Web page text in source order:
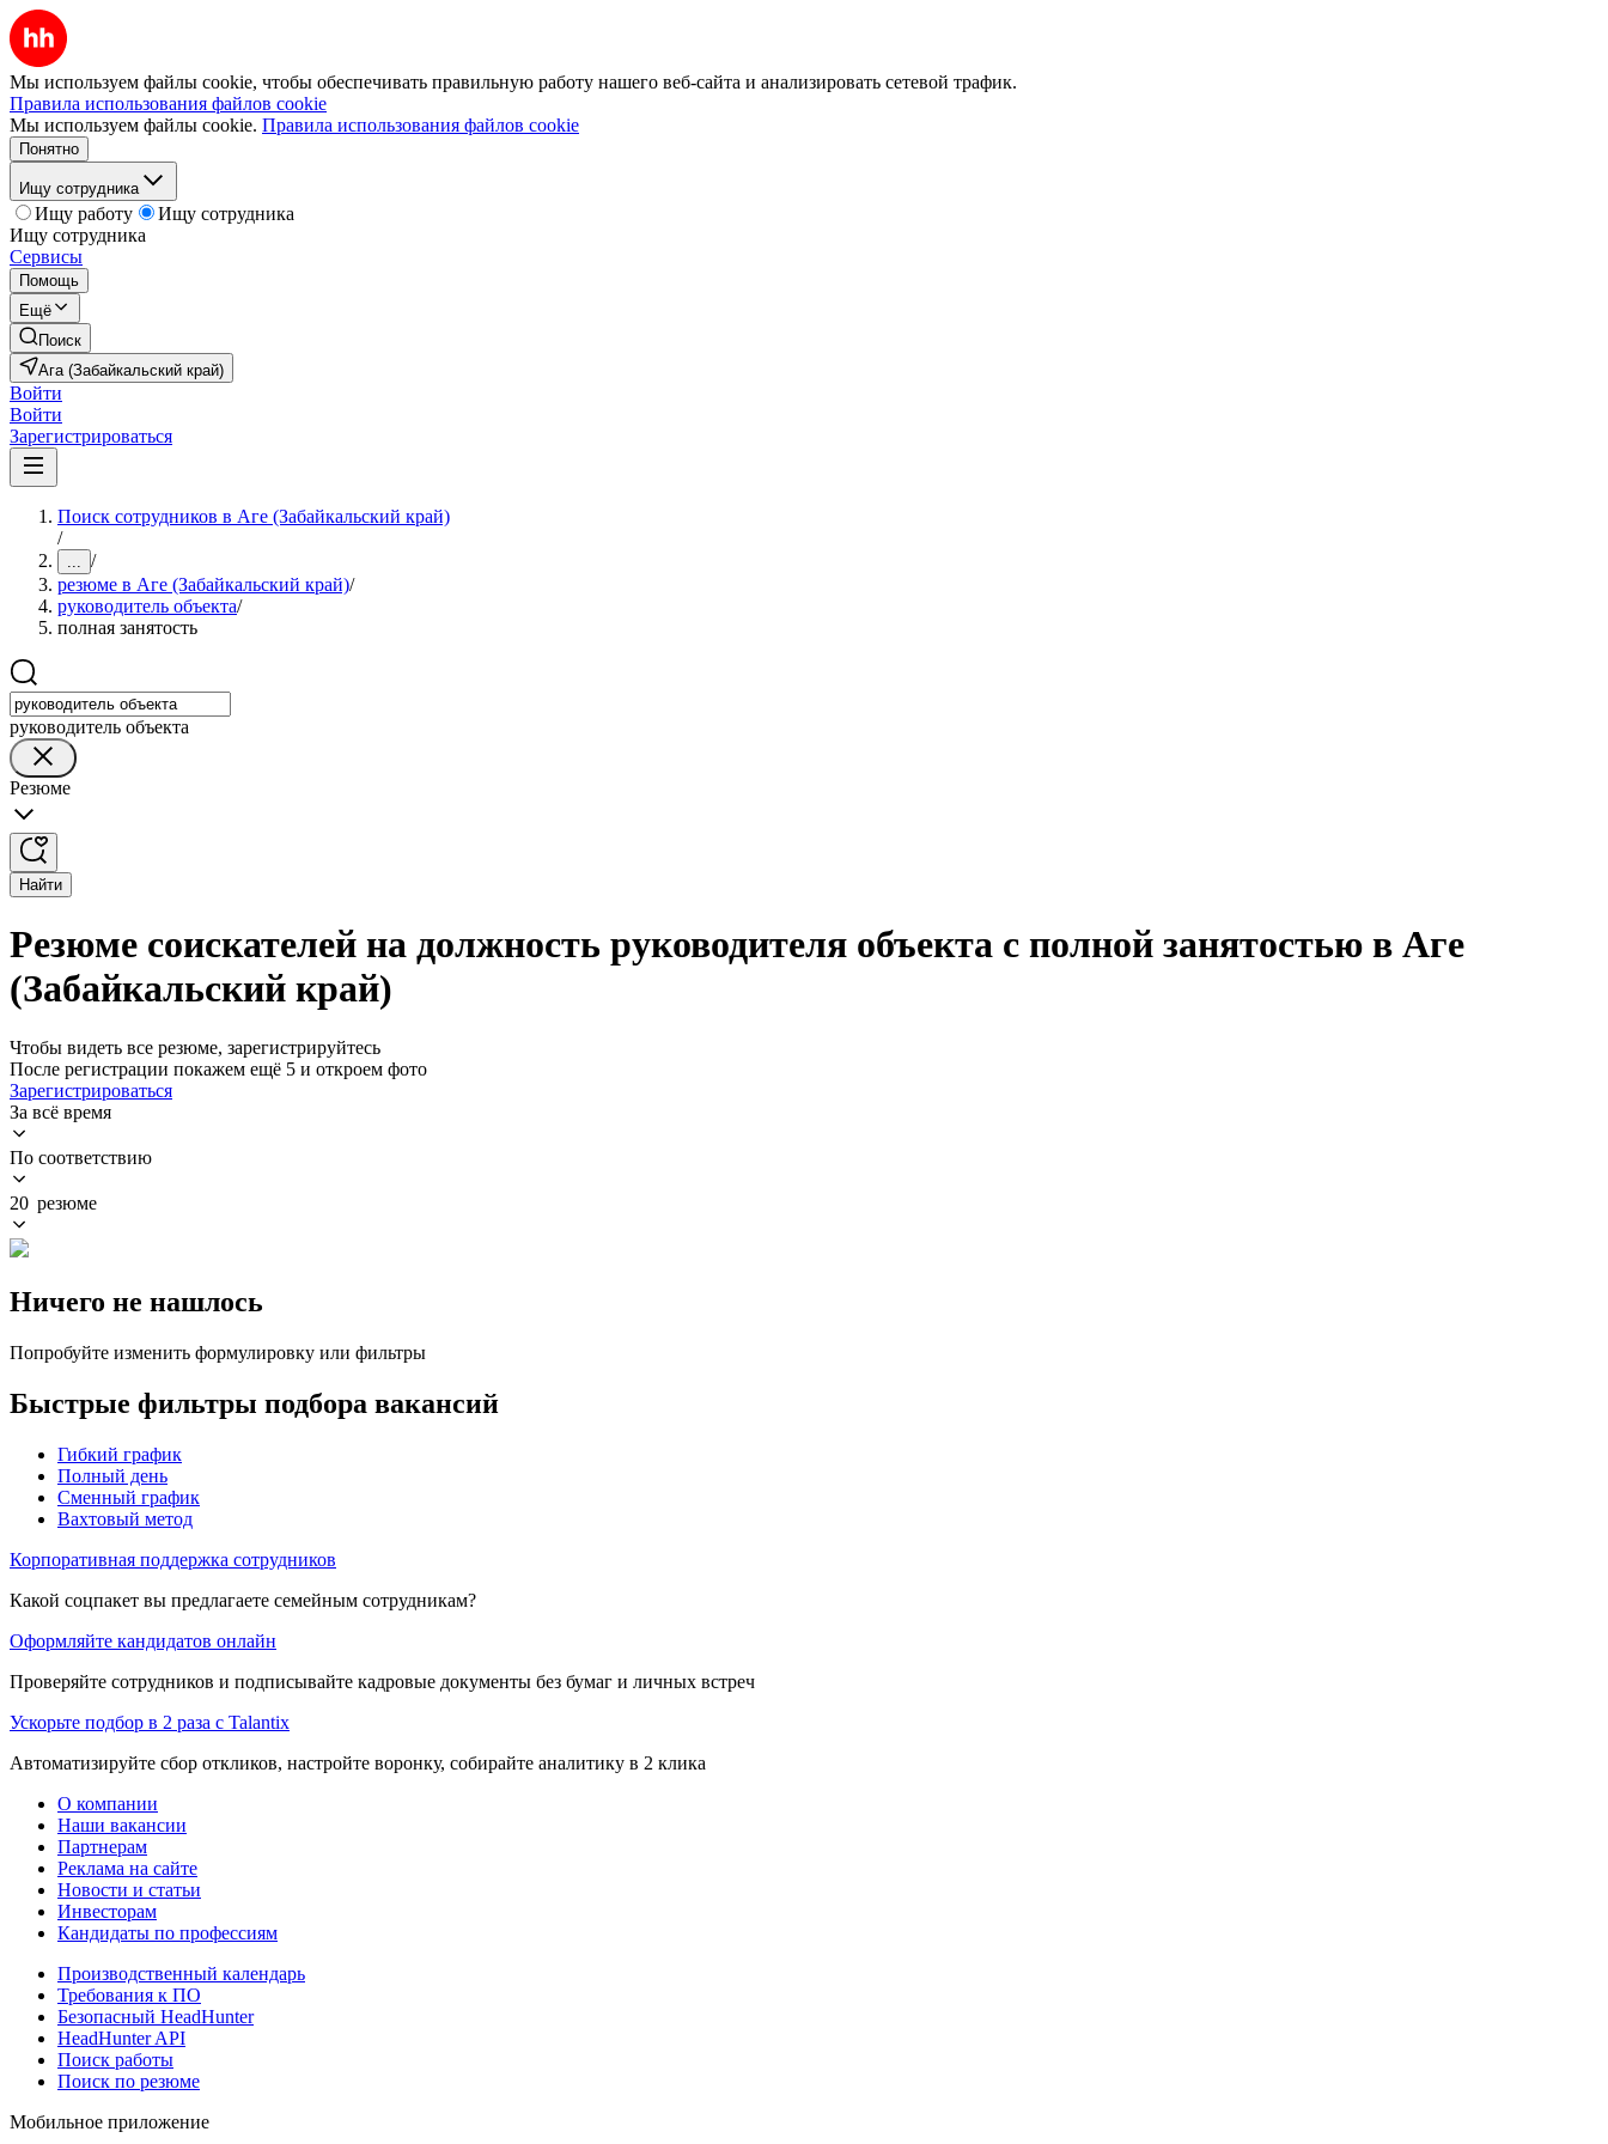
Мы используем файлы cookie, чтобы обеспечивать правильную работу нашего веб-сайта и анализировать сетевой трафик.
Правила использования файлов cookie
Мы используем файлы cookie. Правила использования файлов cookie
Понятно
Ищу сотрудника
Ищу работу
Ищу сотрудника
Ищу сотрудника
Сервисы
Помощь
Ещё
Поиск
Ага (Забайкальский край)
Войти
Войти
Зарегистрироваться
Поиск сотрудников в Аге (Забайкальский край)
/
... /
резюме в Аге (Забайкальский край)/
руководитель объекта/
полная занятость
руководитель объекта
Резюме
Найти
Резюме соискателей на должность руководителя объекта с полной занятостью в Аге
(Забайкальский край)
Чтобы видеть все резюме, зарегистрируйтесь
После регистрации покажем ещё 5 и откроем фото
Зарегистрироваться
За всё время
По соответствию
20 резюме
Ничего не нашлось
Попробуйте изменить формулировку или фильтры
Быстрые фильтры подбора вакансий
Гибкий график
Полный день
Сменный график
Вахтовый метод
Корпоративная поддержка сотрудников
Какой соцпакет вы предлагаете семейным сотрудникам?
Оформляйте кандидатов онлайн
Проверяйте сотрудников и подписывайте кадровые документы без бумаг и личных встреч
Ускорьте подбор в 2 раза с Talantix
Автоматизируйте сбор откликов, настройте воронку, собирайте аналитику в 2 клика
О компании
Наши вакансии
Партнерам
Реклама на сайте
Новости и статьи
Инвесторам
Кандидаты по профессиям
Производственный календарь
Требования к ПО
Безопасный HeadHunter
HeadHunter API
Поиск работы
Поиск по резюме
Мобильное приложение